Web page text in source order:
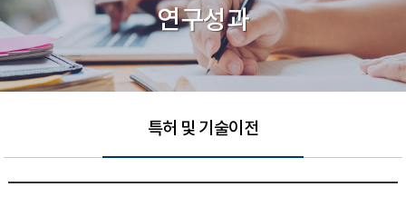
연구성과
특허 및 기술이전